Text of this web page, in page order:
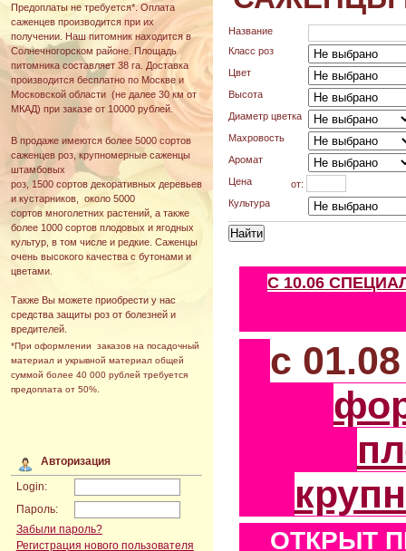
Предоплаты не требуется*. Оплата
саженцев производится при их
получении. Наш питомник находится в
Солнечногорском районе. Площадь
питомника составляет 38 га. Доставка
производится бесплатно по Москве и
Московской области (не далее 30 км от
МКАД) при заказе от 10000 рублей.
В продаже имеются более 5000 сортов
саженцев роз, крупномерные саженцы
штамбовых
роз, 1500 сортов декоративных деревьев
и кустарников, около 5000
сортов многолетних растений, а также
более 1000 сортов плодовых и ягодных
культур, в том числе и редкие. Саженцы
очень высокого качества с бутонами и
цветами.
Также Вы можете приобрести у нас
средства защиты роз от болезней и
вредителей.
*При оформлении заказов на посадочный
материал и укрывной материал общей
суммой более 40 000 рублей требуется
предоплата от 50%.
Авторизация
Login:
Пароль:
Забыли пароль?
Регистрация нового пользователя
Название
Класс роз
Цвет
Высота
Диаметр цветка
Махровость
Аромат
Цена
от:
Культура
С 10.06
с
ОТКРЫТ